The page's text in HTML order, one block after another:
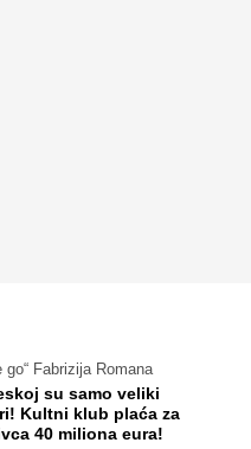
go“ Fabrizija Romana
su samo veliki
Kultni klub plaća za
40 miliona eura!